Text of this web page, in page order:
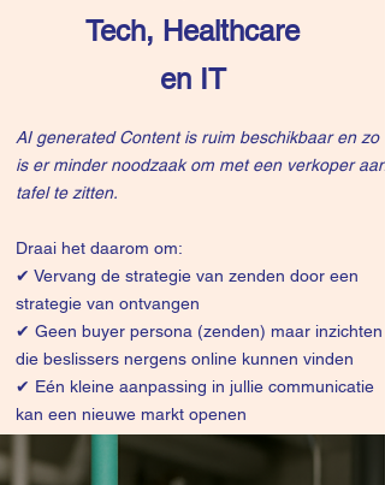
Tech, Healthcare
en IT
AI generated Content is ruim beschikbaar en zo
is er minder noodzaak om met een verkoper aan
tafel te zitten.
Draai het daarom om:
✔ Vervang de strategie van zenden door een
strategie van ontvangen
✔ Geen buyer persona (zenden) maar inzichten
die beslissers nergens online kunnen vinden
✔ Eén kleine aanpassing in jullie communicatie
kan een nieuwe markt openen